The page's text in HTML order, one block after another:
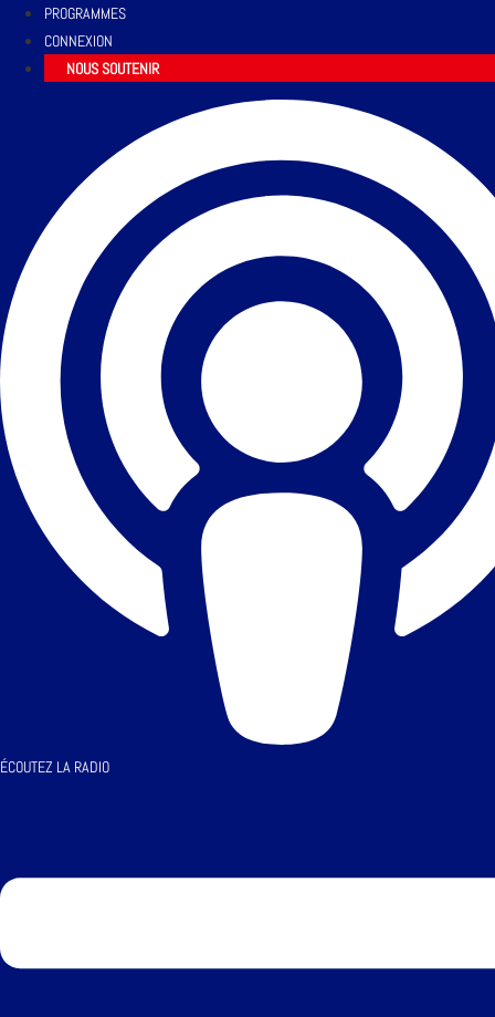
PROGRAMMES
CONNEXION
NOUS SOUTENIR
ÉCOUTEZ LA RADIO